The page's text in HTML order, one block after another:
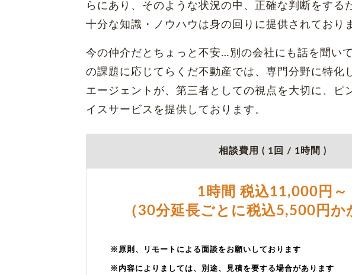
らにあり、そのような状況の中、正確な判断をする
十分な知識・ノウハウは身の回りに提供されており
今の仲介だとちょっと不安…別の会社にも話を聞い
の課題に応じてらくだ不動産では、専門分野に特化
エージェントが、第三者としての視点を大切に、ピ
イスサービスを提供しております。
相談費用 ( 1回 / 1時間 )
1時間 税込11,000円～
（30分延長ごとに税込5,500円か
※原則、リモートによる面談をお願いしております
※内容によりましては、別途、見積を要する場合があります